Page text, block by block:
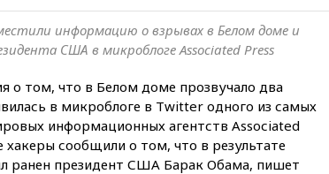
информацию о взрывах в Белом доме и
США в микроблоге Associated Press
о том, что в Белом доме прозвучало два
в микроблоге в Twitter одного из самых
информационных агентств Assoсiated
хакеры сообщили о том, что в результате
ранен президент США Барак Обама, пишет